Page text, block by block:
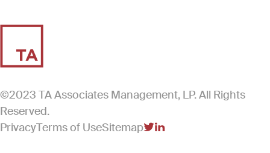
©2023 TA Associates Management, LP. All Rights
Reserved.
PrivacyTerms of UseSitemap